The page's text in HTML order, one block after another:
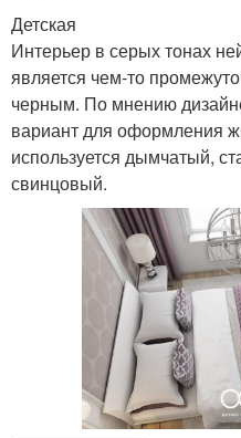
Детская
Интерьер в серых тонах
является чем-то
черным. По мнению
вариант для оформления
используется дымчатый,
свинцовый.